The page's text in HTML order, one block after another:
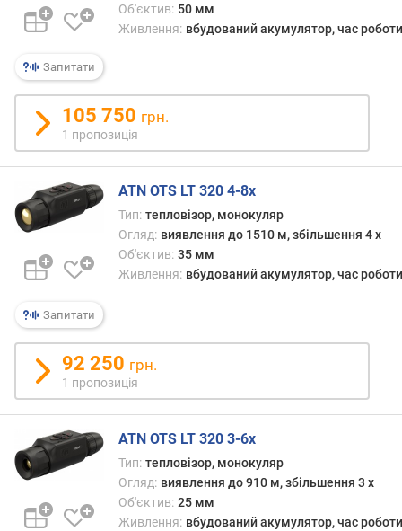
о
з
ц
і
л
ь
і
с
ь
в
и
я
в
л
н
н
я
(
м
Запитати
Об'єктив: 50 мм
Живлення: вбудований акумулятор, час
105 750 грн.
1 пропозиція
Запитати
ATN OTS LT 320 4-8x
Тип: тепловізор, монокуляр
Огляд: виявлення до 1510 м, збільшення 4 x
Об'єктив: 35 мм
Живлення: вбудований акумулятор, час
92 250 грн.
1 пропозиція
ATN OTS LT 320 3-6x
Тип: тепловізор, монокуляр
Огляд: виявлення до 910 м, збільшення 3 x
Об'єктив: 25 мм
Живлення: вбудований акумулятор, час